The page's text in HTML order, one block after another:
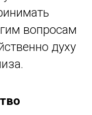
вопросам
духу